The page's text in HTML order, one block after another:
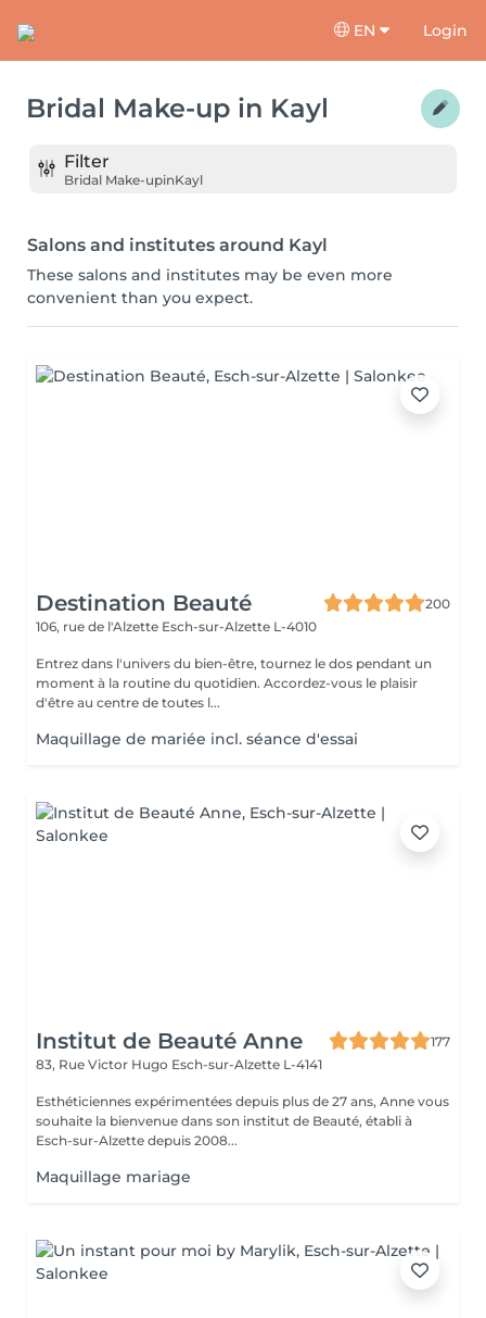
EN Login
Bridal Make-up in Kayl
Filter
Bridal Make-upinKayl
Salons and institutes around Kayl
These salons and institutes may be even more
convenient than you expect.
Destination Beauté
200
106, rue de l'Alzette Esch-sur-Alzette L-4010
Entrez dans l'univers du bien-être, tournez le dos pendant un
moment à la routine du quotidien. Accordez-vous le plaisir
d'être au centre de toutes l...
Maquillage de mariée incl. séance d'essai
Institut de Beauté Anne
177
83, Rue Victor Hugo Esch-sur-Alzette L-4141
Esthéticiennes expérimentées depuis plus de 27 ans, Anne vous
souhaite la bienvenue dans son institut de Beauté, établi à
Esch-sur-Alzette depuis 2008...
Maquillage mariage